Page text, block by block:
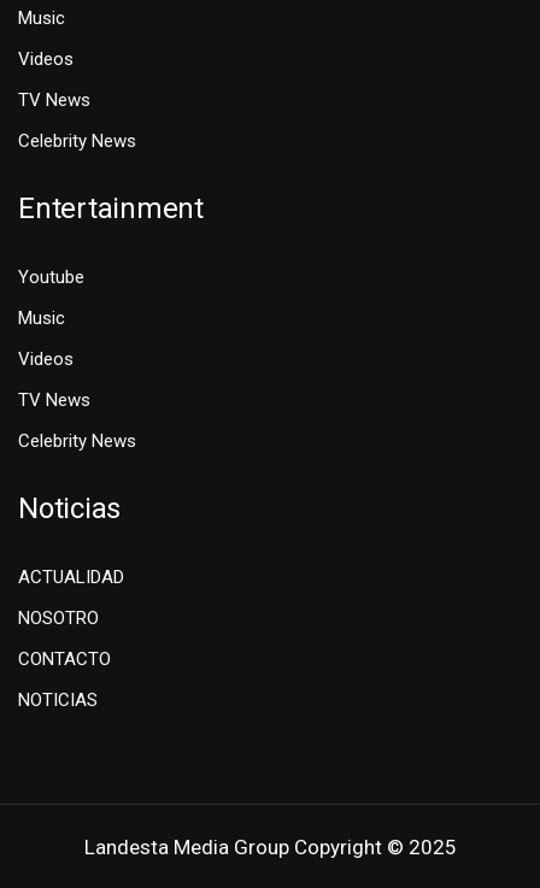
Music
Videos
TV News
Celebrity News
Entertainment
Youtube
Music
Videos
TV News
Celebrity News
Noticias
ACTUALIDAD
NOSOTRO
CONTACTO
NOTICIAS
Landesta Media Group Copyright © 2025